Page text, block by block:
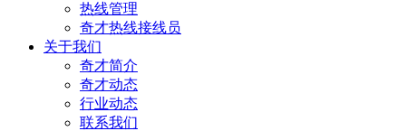
热线管理
奇才热线接线员
关于我们
奇才简介
奇才动态
行业动态
联系我们